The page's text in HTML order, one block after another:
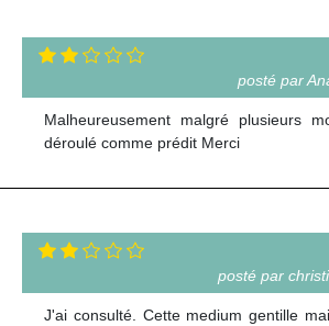
posté par
Malheureusement malgré plusieurs
déroulé comme prédit Merci
posté par
J'ai consulté. Cette medium gentille